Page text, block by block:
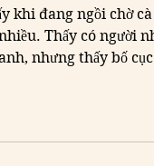
khi đang ngồi chờ
Thấy có người
nhưng thấy bố